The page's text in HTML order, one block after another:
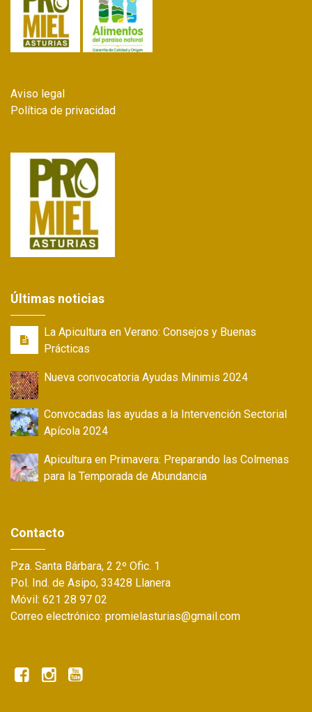
Aviso legal
Política de privacidad
Últimas noticias
La Apicultura en Verano: Consejos y Buenas
Prácticas
Nueva convocatoria Ayudas Minimis 2024
Convocadas las ayudas a la Intervención Sectorial
Apícola 2024
Apicultura en Primavera: Preparando las Colmenas
para la Temporada de Abundancia
Contacto
Pza. Santa Bárbara, 2 2º Ofic. 1
Pol. Ind. de Asipo, 33428 Llanera
Móvil: 621 28 97 02
Correo electrónico: promielasturias@gmail.com